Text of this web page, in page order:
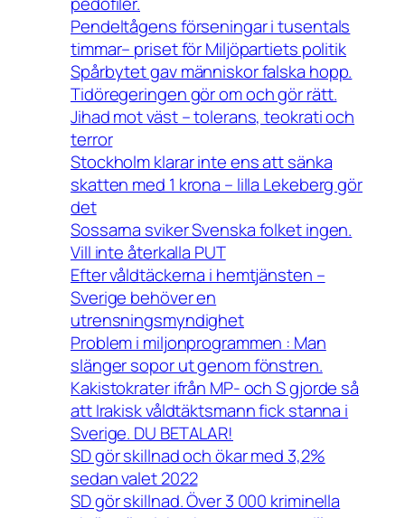
Pendeltågens förseningar i tusentals
timmar– priset för Miljöpartiets politik
Spårbytet gav människor falska hopp.
Tidöregeringen gör om och gör rätt.
Jihad mot väst – tolerans, teokrati och
terror
Stockholm klarar inte ens att sänka
skatten med 1 krona – lilla Lekeberg gör
det
Sossarna sviker Svenska folket ingen.
Vill inte återkalla PUT
Efter våldtäckerna i hemtjänsten –
Sverige behöver en
utrensningsmyndighet
Problem i miljonprogrammen : Man
slänger sopor ut genom fönstren.
Kakistokrater ifrån MP- och S gjorde så
att Irakisk våldtäktsmann fick stanna i
Sverige. DU BETALAR!
SD gör skillnad och ökar med 3,2%
sedan valet 2022
SD gör skillnad. Över 3 000 kriminella